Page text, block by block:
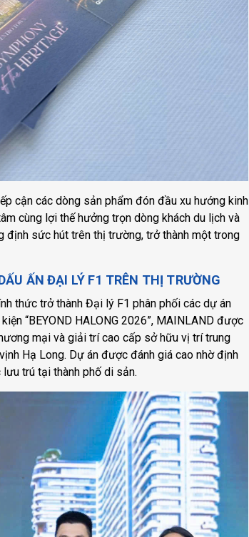
cận các dòng sản phẩm đón đầu xu hướng kinh
cùng lợi thế hưởng trọn dòng khách du lịch và
định sức hút trên thị trường, trở thành một trong
ẤN ĐẠI LÝ F1 TRÊN THỊ TRƯỜNG
thức trở thành Đại lý F1 phân phối các dự án
“BEYOND HALONG 2026”, MAINLAND được
mại và giải trí cao cấp sở hữu vị trí trung
Hạ Long. Dự án được đánh giá cao nhờ định
trú tại thành phố di sản.